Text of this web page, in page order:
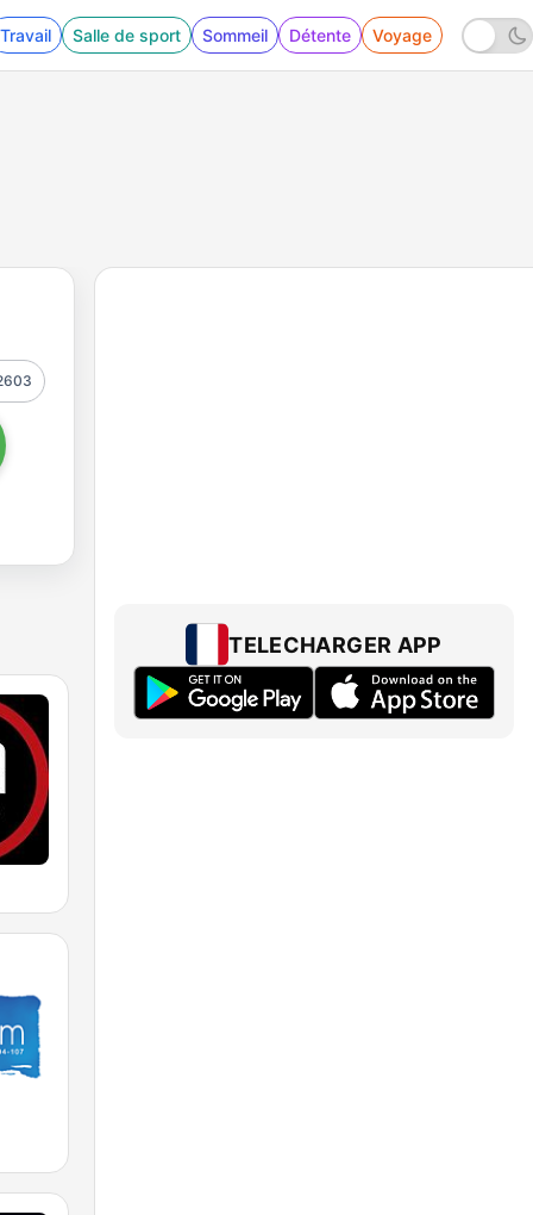
Travail Salle de sport Sommeil Détente Voyage
TELECHARGER APP